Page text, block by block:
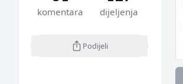
komentara dijeljenja
Podijeli